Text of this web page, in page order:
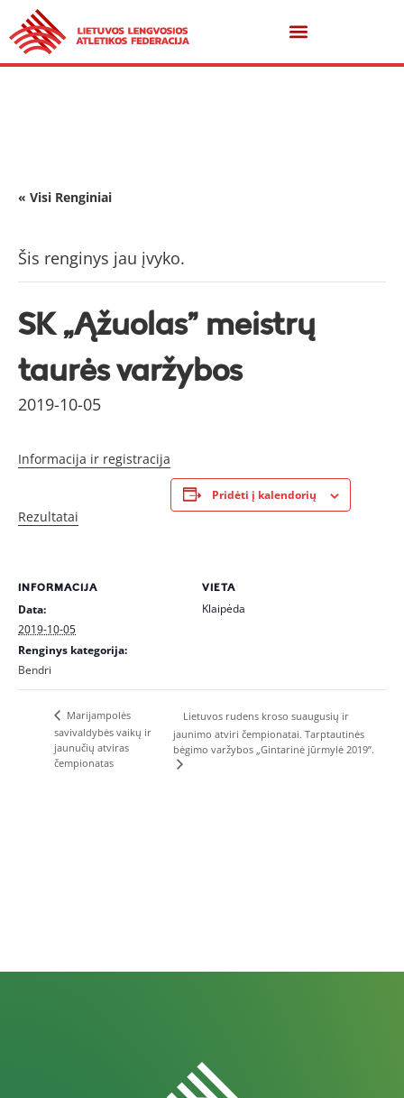
« Visi Renginiai
Šis renginys jau įvyko.
SK „Ąžuolas” meistrų
taurės varžybos
2019-10-05
Informacija ir registracija
Rezultatai
Pridėti į kalendorių
INFORMACIJA
Data:
2019-10-05
Renginys kategorija:
Bendri
VIETA
Klaipėda
Marijampolės
savivaldybės vaikų ir
jaunučių atviras
čempionatas
Lietuvos rudens kroso suaugusių ir
jaunimo atviri čempionatai. Tarptautinės
bėgimo varžybos „Gintarinė jūrmylė 2019”.